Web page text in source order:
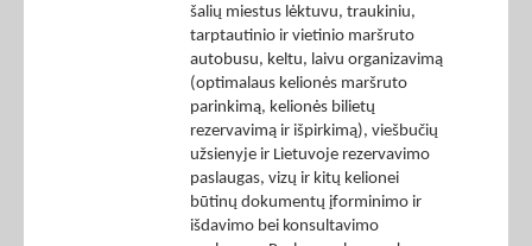
šalių miestus lėktuvu, traukiniu,
tarptautinio ir vietinio maršruto
autobusu, keltu, laivu organizavimą
(optimalaus kelionės maršruto
parinkimą, kelionės bilietų
rezervavimą ir išpirkimą), viešbučių
užsienyje ir Lietuvoje rezervavimo
paslaugas, vizų ir kitų kelionei
būtinų dokumentų įforminimo ir
išdavimo bei konsultavimo